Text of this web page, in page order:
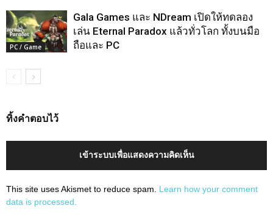
PC / Game
Gala Games และ NDream เปิดให้ทดลอง
เล่น Eternal Paradox แล้วทั่วโลก ทั้งบนมือ
ถือและ PC
ทิ้งคำตอบไว้
เข้าระบบเพื่อแสดงความคิดเห็น
This site uses Akismet to reduce spam. Learn how your comment
data is processed.